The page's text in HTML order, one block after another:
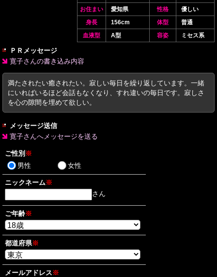
お住まい
愛知県 性格
優しい
身長
156cm 体型
普通
血液型
A型 容姿 ミセス系
ＰＲメッセージ
寛子さんの書き込み内容
満たされたい癒されたい。寂しい毎日を繰り返しています。一緒
にいればいるほど会話もなくなり、すれ違いの毎日です。寂しさ
を心の隙間を埋めて欲しい。
メッセージ送信
寛子さんへメッセージを送る